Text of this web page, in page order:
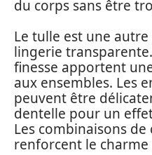
du corps sans être
Le tulle est une
lingerie
finesse apportent
aux ensembles. Les
peuvent être
dentelle pour un
Les combinaisons
renforcent le